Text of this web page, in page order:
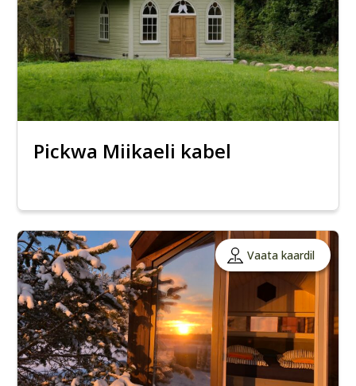
Pickwa Miikaeli kabel
Vaata kaardil